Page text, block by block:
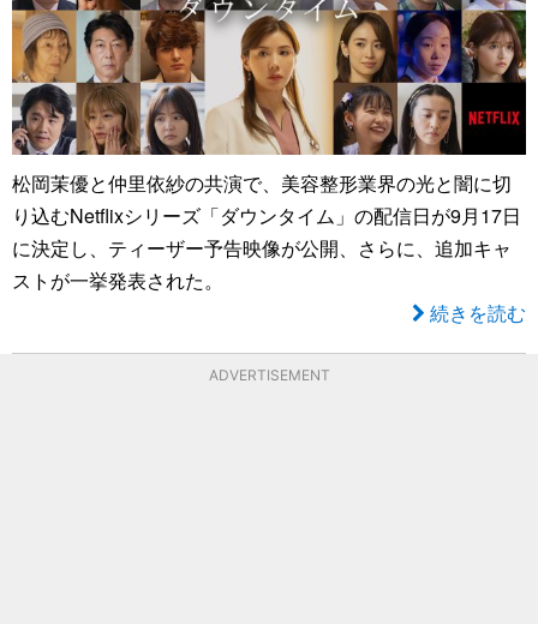
松岡茉優と仲里依紗の共演で、美容整形業界の光と闇に切
り込むNetflixシリーズ「ダウンタイム」の配信日が9月17日
に決定し、ティーザー予告映像が公開、さらに、追加キャ
ストが一挙発表された。
続きを読む
ADVERTISEMENT